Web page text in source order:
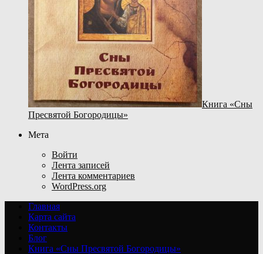
Книга «Сны
Пресвятой Богородицы»
Мета
Войти
Лента записей
Лента комментариев
WordPress.org
Главная
Карта сайта
Контакты
Блог
Книга «Сны Пресвятой Богородицы»